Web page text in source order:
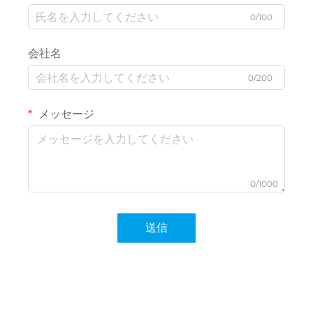
0/100
会社名
0/200
メッセージ
0/1000
送信